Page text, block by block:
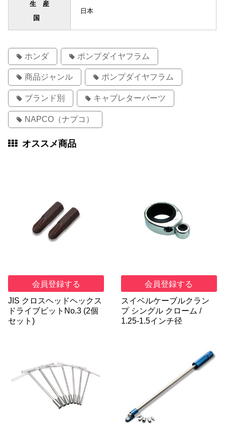
生産
国
日本
ホンダ ポンプダイヤフラム
商品ジャンル ポンプダイヤフラム
ブランド別 キャブレターパーツ
NAPCO（ナプコ）
オススメ商品
会員登録する
JIS クロスヘッドヘックス
ドライブビットNo.3 (2個
セット)
会員登録する
スイベルケーブルクラン
プ シングル クローム /
1.25-1.5インチ径